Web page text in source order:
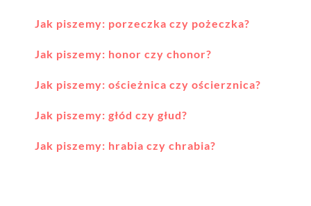
Jak piszemy: porzeczka czy pożeczka?
Jak piszemy: honor czy chonor?
Jak piszemy: ościeżnica czy ościerznica?
Jak piszemy: głód czy głud?
Jak piszemy: hrabia czy chrabia?